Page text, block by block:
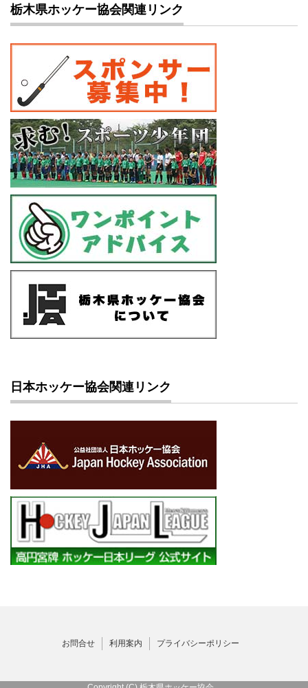
栃木県ホッケー協会関連リンク
日本ホッケー協会関連リンク
お問合せ 利用案内 プライバシーポリシー